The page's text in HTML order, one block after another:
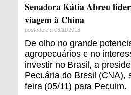
Senadora Kátia Abreu
viagem à China
postado em 06/11/2013
De olho no grande
agropecuários e no
investir no Brasil, a
Pecuária do Brasil (CNA),
feira (05/11) para Pequim.